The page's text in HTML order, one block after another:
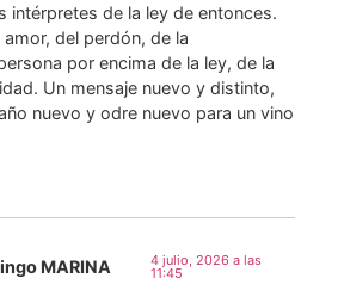
intérpretes de la ley de entonces.
del perdón, de la
por encima de la ley, de la
Un mensaje nuevo y distinto,
nuevo y odre nuevo para un vino
MARINA
4 julio, 2026 a las
11:45